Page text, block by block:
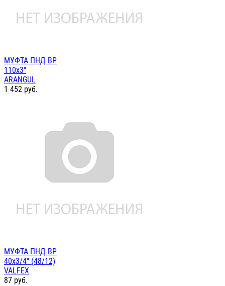
МУФТА ПНД ВР
110х3"
ARANGUL
1 452 руб.
МУФТА ПНД ВР
40х3/4" (48/12)
VALFEX
87 руб.